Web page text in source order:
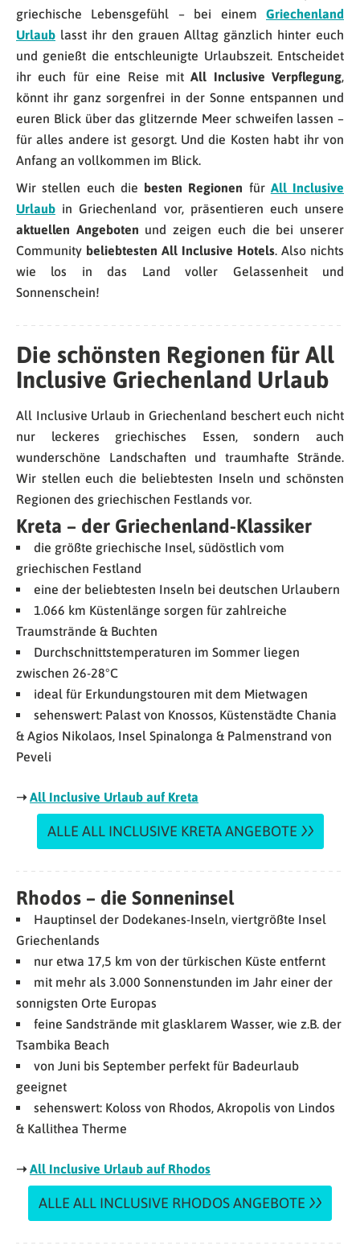
griechische Lebensgefühl – bei einem Griechenland
Urlaub lasst ihr den grauen Alltag gänzlich hinter euch
und genießt die entschleunigte Urlaubszeit. Entscheidet
ihr euch für eine Reise mitAll Inclusive Verpflegung,
könnt ihr ganz sorgenfrei in der Sonne entspannen und
euren Blick über das glitzernde Meer schweifen lassen –
für alles andere ist gesorgt. Und die Kosten habt ihr von
Anfang an vollkommen im Blick.
Wir stellen euch die besten Regionen für All Inclusive
Urlaub in Griechenland vor, präsentieren euch unsere
aktuellen Angeboten und zeigen euch die bei unserer
Community beliebtesten All Inclusive Hotels. Also nichts
wie los in das Land voller Gelassenheit und
Sonnenschein!
Die schönsten Regionen für All
Inclusive Griechenland Urlaub
All Inclusive Urlaub in Griechenland beschert euch nicht
nur leckeres griechisches Essen, sondern auch
wunderschöne Landschaften und traumhafte Strände.
Wir stellen euch die beliebtesten Inseln und schönsten
Regionen des griechischen Festlands vor.
Kreta – der Griechenland-Klassiker
die größte griechische Insel, südöstlich vom
griechischen Festland
eine der beliebtesten Inseln bei deutschen Urlaubern
1.066 km Küstenlänge sorgen für zahlreiche
Traumstrände & Buchten
Durchschnittstemperaturen im Sommer liegen
zwischen 26-28°C
ideal für Erkundungstouren mit dem Mietwagen
sehenswert: Palast von Knossos, Küstenstädte Chania
& Agios Nikolaos, Insel Spinalonga & Palmenstrand von
Peveli
➝All Inclusive Urlaub auf Kreta
ALLE ALL INCLUSIVE KRETA ANGEBOTE
Rhodos – die Sonneninsel
Hauptinsel der Dodekanes-Inseln, viertgrößte Insel
Griechenlands
nur etwa 17,5 km von der türkischen Küste entfernt
mit mehr als 3.000 Sonnenstunden im Jahr einer der
sonnigsten Orte Europas
feine Sandstrände mit glasklarem Wasser, wie z.B. der
Tsambika Beach
von Juni bis September perfekt für Badeurlaub
geeignet
sehenswert: Koloss von Rhodos, Akropolis von Lindos
& Kallithea Therme
➝All Inclusive Urlaub auf Rhodos
ALLE ALL INCLUSIVE RHODOS ANGEBOTE